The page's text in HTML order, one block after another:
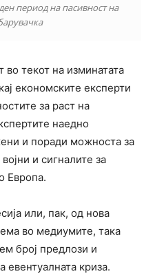
период на пасивност на
во текот на изминатата
економските експерти
за раст на
наедно
и поради можноста за
и сигналите за
Европа.
или, пак, од нова
во медиумите, така
број предлози и
евентуалната криза.